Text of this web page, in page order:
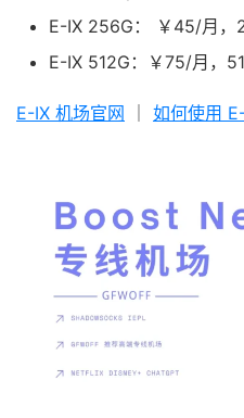
E-IX 256G： ￥45/月，
E-IX 512G：￥75/月，
E-IX 机场官网 如何使用